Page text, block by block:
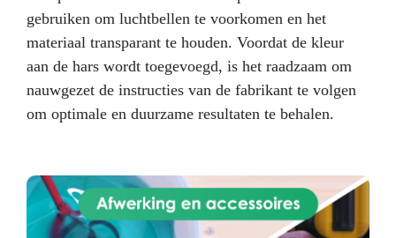
USE: As described above, this kit is used as a
reinforcement and structural material. It features a 1
m2 of high-quality fibreglass mat (300g/m2 [0,66 lb])
together with polyester resin. AREAS OF
APPLICATION Composite materials such as skis,
canoes, boats, etc. Automotive: composite materials
for vehicle components. Industrial: composite for the
swimming pools, tanks and liquid containers.
gebruiken om luchtbellen te voorkomen en het
materiaal transparant te houden. Voordat de kleur
aan de hars wordt toegevoegd, is het raadzaam om
nauwgezet de instructies van de fabrikant te volgen
om optimale en duurzame resultaten te behalen.